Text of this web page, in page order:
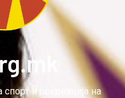
и рекреација на